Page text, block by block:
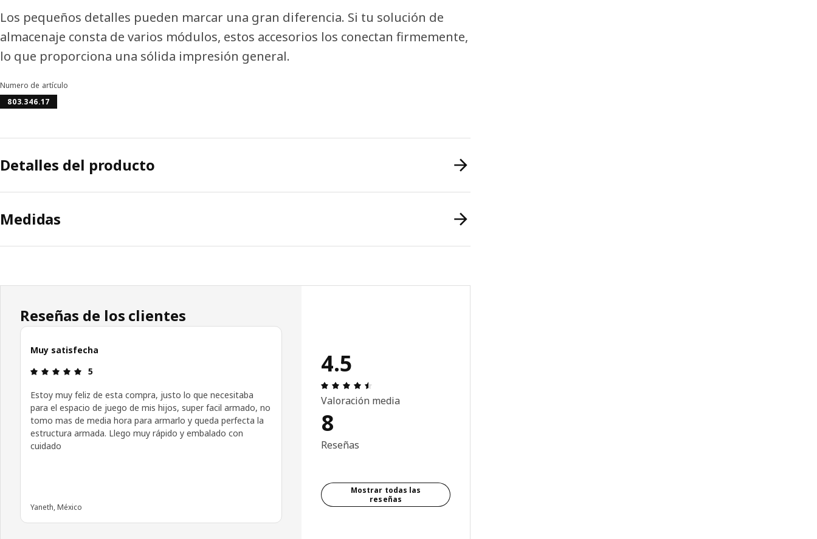
Los pequeños detalles pueden marcar una gran diferencia. Si tu solución de
almacenaje consta de varios módulos, estos accesorios los conectan firmemente,
lo que proporciona una sólida impresión general.
Numero de artículo
803.346.17
Detalles del producto
Medidas
Reseñas de los clientes
Muy satisfecha
Revisión: 5 fuera de 5 estrellas.
5
Estoy muy feliz de esta compra, justo lo que necesitaba
para el espacio de juego de mis hijos, super facil armado, no
tomo mas de media hora para armarlo y queda perfecta la
estructura armada. Llego muy rápido y embalado con
cuidado
Yaneth, México
4.5
Valoración media
8
Reseñas
Mostrar todas las
reseñas